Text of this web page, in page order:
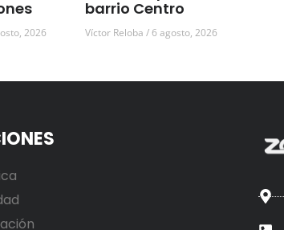
2026
barrio Centro
Víctor Reloba 6 agosto, 2026